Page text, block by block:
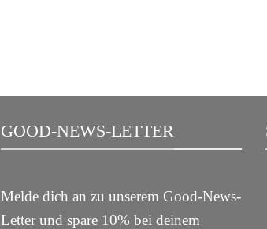
GOOD-NEWS-LETTER
Melde dich an zu unserem Good-News-
Letter und spare 10% bei deinem